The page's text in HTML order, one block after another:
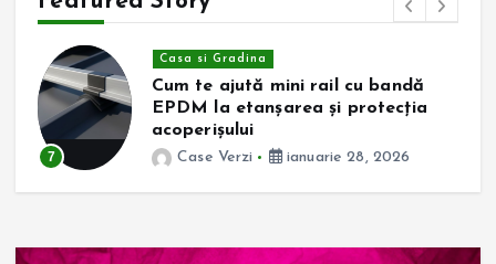
7
Casa si Gradina
Cum te ajută mini rail cu bandă
EPDM la etanșarea și protecția
acoperișului
Case Verzi ianuarie 28, 2026